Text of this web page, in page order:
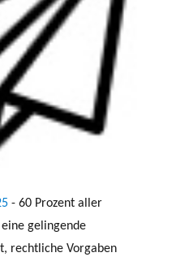
- 60 Prozent aller
gelingende
rechtliche Vorgaben